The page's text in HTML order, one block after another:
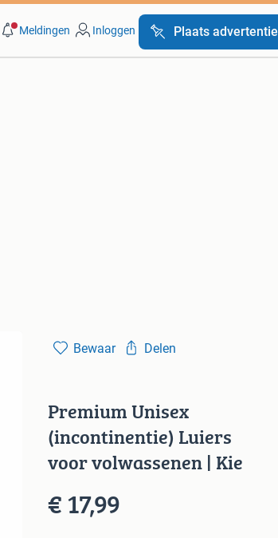
Meldingen Inloggen Plaats advertentie
Bewaar Delen
Premium Unisex
(incontinentie) Luiers
voor volwassenen | Kie
€ 17,99